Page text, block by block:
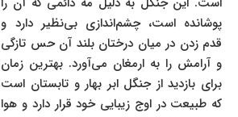
پوشانده است، چشم‌اندازی بی‌نظیر دارد و
قدم زدن در میان درختان بلند آن حس تازگی
و آرامش را به ارمغان می‌آورد. بهترین زمان
برای بازدید از جنگل ابر بهار و تابستان است
که طبیعت در اوج زیبایی خود قرار دارد و هوا